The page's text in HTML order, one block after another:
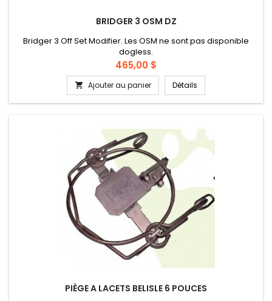
BRIDGER 3 OSM DZ
Bridger 3 Off Set Modifier. Les OSM ne sont pas disponible
dogless.
Prix
465,00 $
 Ajouter au panier Détails
PIÈGE A LACETS BELISLE 6 POUCES